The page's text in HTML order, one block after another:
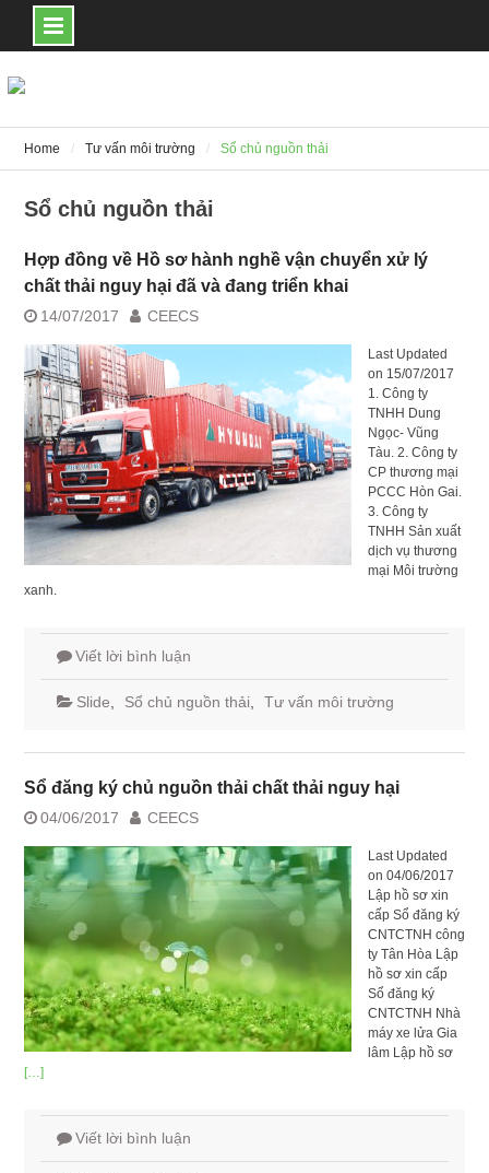
to
content
Home Tư vấn môi trường Sổ chủ nguồn thải
Sổ chủ nguồn thải
Hợp đồng về Hồ sơ hành nghề vận chuyển xử lý
chất thải nguy hại đã và đang triển khai
14/07/2017 CEECS
Last Updated
on 15/07/2017
1. Công ty
TNHH Dung
Ngọc- Vũng
Tàu. 2. Công ty
CP thương mại
PCCC Hòn Gai.
3. Công ty
TNHH Sản xuất
dịch vụ thương
mại Môi trường
xanh.
Viết lời bình luận
Slide Sổ chủ nguồn thải Tư vấn môi trường
Sổ đăng ký chủ nguồn thải chất thải nguy hại
04/06/2017 CEECS
Last Updated
on 04/06/2017
Lập hồ sơ xin
cấp Sổ đăng ký
CNTCTNH công
ty Tân Hòa Lập
hồ sơ xin cấp
Sổ đăng ký
CNTCTNH Nhà
máy xe lửa Gia
lâm Lập hồ sơ
[…]
Viết lời bình luận